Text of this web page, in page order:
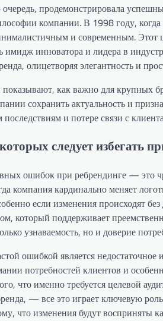
продемонстрировала
компании. В 1998 году,
и современным. Этот
имидж инноватора и лидера в
олицетворяя элегантность и
как важно для крупных
сохранить актуальность и
и потере связи с
следует избегать
ошибок при ребрендинге — это
компания кардинально меняет
если изменения происходят
который поддерживает
узнаваемость, но и доверие
ошибкой является
потребностей клиентов и
что именно требуется целевой
— все это играет ключевую
что изменения будут восприняты